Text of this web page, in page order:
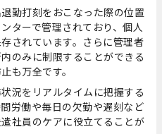
勤打刻をおこなった際の位置
ターで管理されており、個人
されています。さらに管理者
のみに制限することができる
も万全です。
況をリアルタイムに把握する
労働や毎日の欠勤や遅刻など
社員のケアに役立てることが